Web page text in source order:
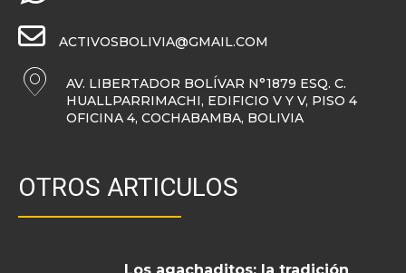
ACTIVOSBOLIVIA@GMAIL.COM
AV. LIBERTADOR BOLÍVAR N°1879 ESQ. C.
HUALLPARRIMACHI, EDIFICIO V Y V, PISO 4
OFICINA 4, COCHABAMBA, BOLIVIA
OTROS ARTICULOS
Los agachaditos: la tradición